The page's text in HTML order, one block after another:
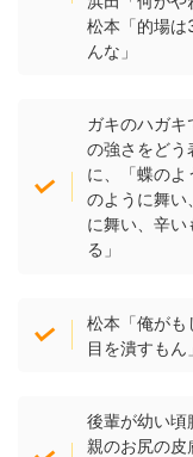
松本「的場
んな」
ガキのハガキ
の強さをどう
に、「蝶の
のように舞い
に舞い、辛い
る」
松本「俺がも
目を潰すもん
後輩が幼い頃
親のお尻の皮